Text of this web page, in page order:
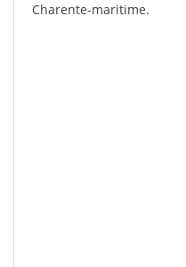
Charente-maritime.